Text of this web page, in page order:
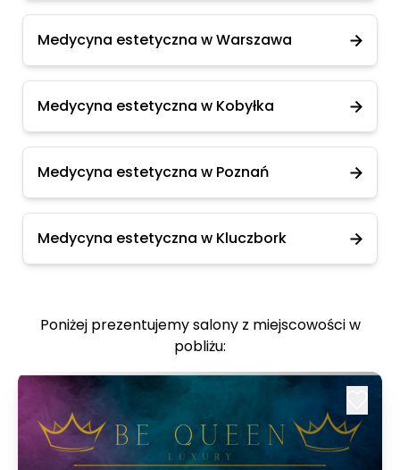
Medycyna estetyczna w Warszawa
Medycyna estetyczna w Kobyłka
Medycyna estetyczna w Poznań
Medycyna estetyczna w Kluczbork
Poniżej prezentujemy salony z miejscowości w
pobliżu: